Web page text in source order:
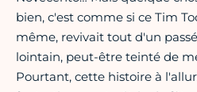
bien, c'est comme si ce Tim
même, revivait tout d'un
lointain, peut-être teinté de
Pourtant, cette histoire à